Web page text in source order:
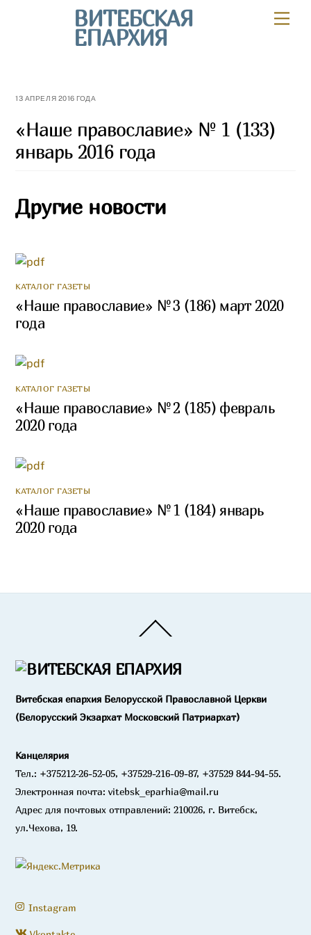
ВИТЕБСКАЯ
ЕПАРХИЯ
13 АПРЕЛЯ 2016 ГОДА
«Наше православие» № 1 (133)
январь 2016 года
Другие новости
КАТАЛОГ ГАЗЕТЫ
«Наше православие» № 3 (186) март 2020
года
КАТАЛОГ ГАЗЕТЫ
«Наше православие» № 2 (185) февраль
2020 года
КАТАЛОГ ГАЗЕТЫ
«Наше православие» № 1 (184) январь
2020 года
To
Витебская епархия Белорусской Православной Церкви
(Белорусский Экзархат Московский Патриархат)
Канцелярия
Тел.: +375212-26-52-05, +37529-216-09-87, +37529 844-94-55.
Электронная почта: vitebsk_eparhia@mail.ru
Адрес для почтовых отправлений: 210026, г. Витебск,
ул.Чехова, 19.
Instagram